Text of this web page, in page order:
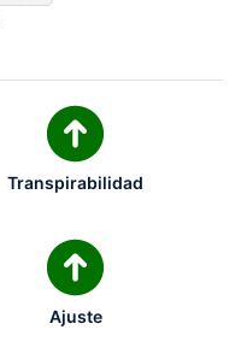
Transpirabilidad
Ajuste